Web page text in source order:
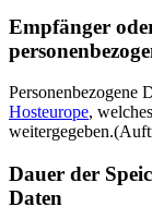
Empfänger
Personenbezogene
Hosteurope,
Dauer der
Daten